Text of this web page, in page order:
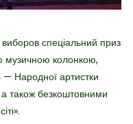
спеціальний приз
музичною колонкою,
— Народної артистки
а також безкоштовними